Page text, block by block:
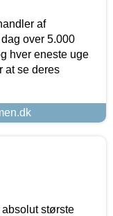
af
over 5.000
hver eneste uge
at se deres
største